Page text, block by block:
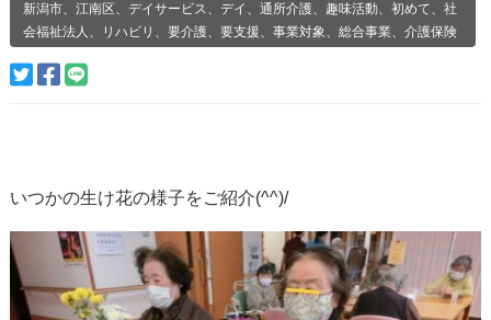
新潟市、江南区、デイサービス、デイ、通所介護、趣味活動、初めて、社
会福祉法人、リハビリ、要介護、要支援、事業対象、総合事業、介護保険
いつかの生け花の様子をご紹介(^^)/